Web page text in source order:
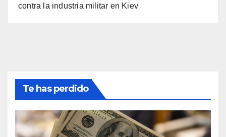
contra la industria militar en Kiev
Te has perdido